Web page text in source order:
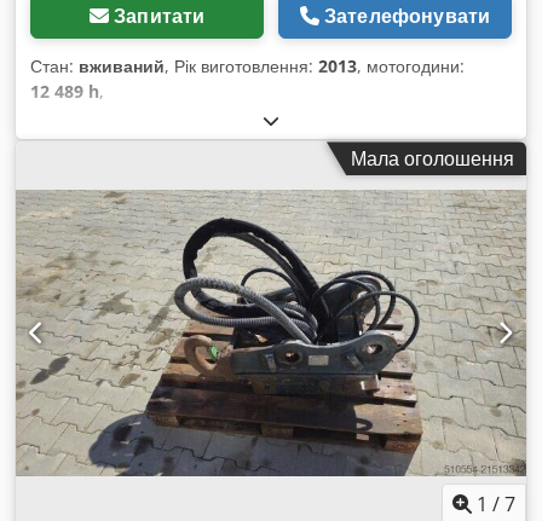
Запитати Зателефонувати
Стан: вживаний, Рік виготовлення: 2013, мотогодини:
12 489 h,
Мала оголошення
1 /7